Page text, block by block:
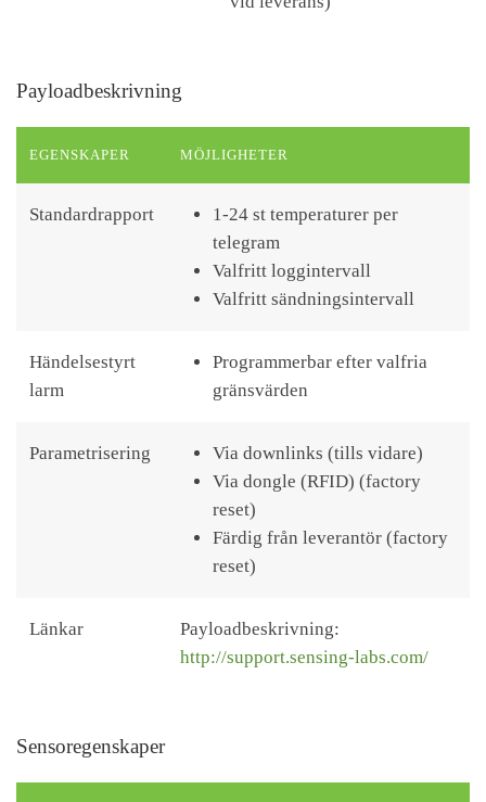
Payloadbeskrivning
EGENSKAPER MÖJLIGHETER
Standardrapport
1-24 st temperaturer per
telegram
Valfritt loggintervall
Valfritt sändningsintervall
Händelsestyrt
larm
Programmerbar efter valfria
gränsvärden
Parametrisering
Via downlinks (tills vidare)
Via dongle (RFID) (factory
reset)
Färdig från leverantör (factory
reset)
Länkar
Payloadbeskrivning:
http://support.sensing-labs.com/
Sensoregenskaper